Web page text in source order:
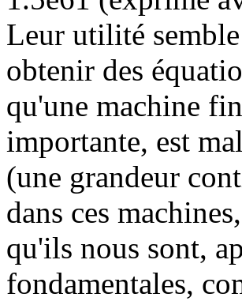
Leur utilité
obtenir des
qu'une machine
importante, est
(une grandeur
dans ces
qu'ils nous sont,
fondamentales,